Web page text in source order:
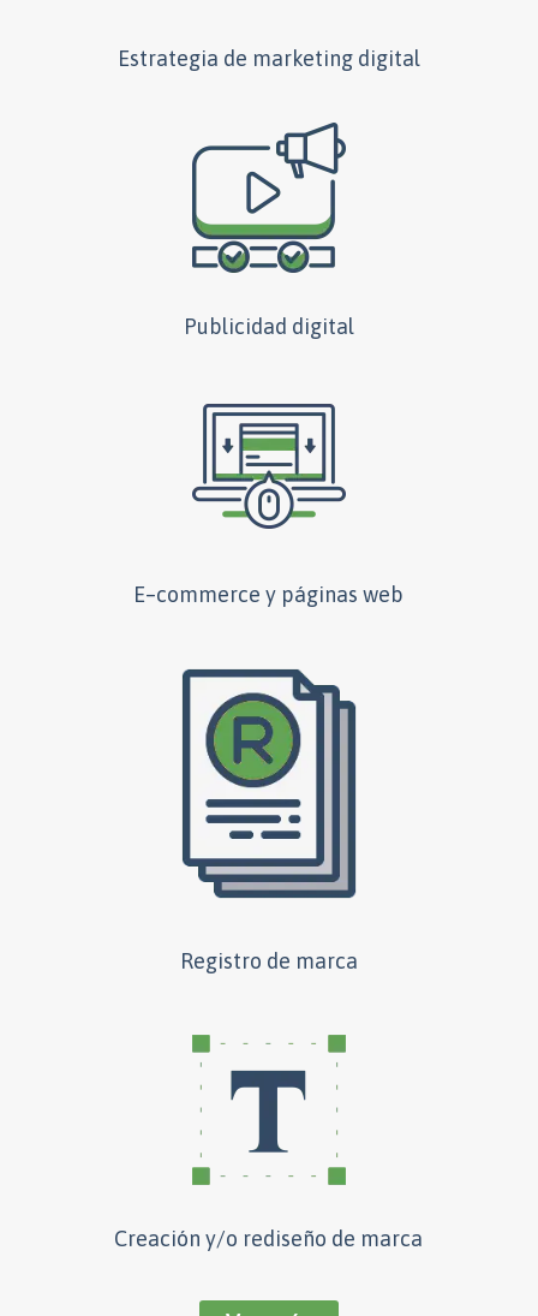
Estrategia de marketing digital
Publicidad digital
E–commerce y páginas web
Registro de marca
Creación y/o rediseño de marca